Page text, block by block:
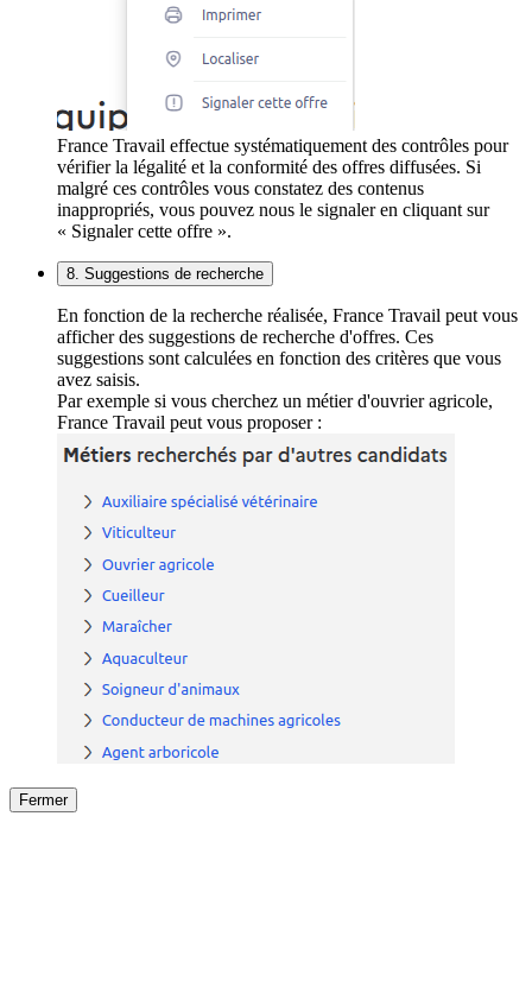
France Travail effectue systématiquement des contrôles pour
vérifier la légalité et la conformité des offres diffusées. Si
malgré ces contrôles vous constatez des contenus
inappropriés, vous pouvez nous le signaler en cliquant sur
« Signaler cette offre ».
8. Suggestions de recherche
En fonction de la recherche réalisée, France Travail peut vous
afficher des suggestions de recherche d'offres. Ces
suggestions sont calculées en fonction des critères que vous
avez saisis.
Par exemple si vous cherchez un métier d'ouvrier agricole,
France Travail peut vous proposer :
Fermer